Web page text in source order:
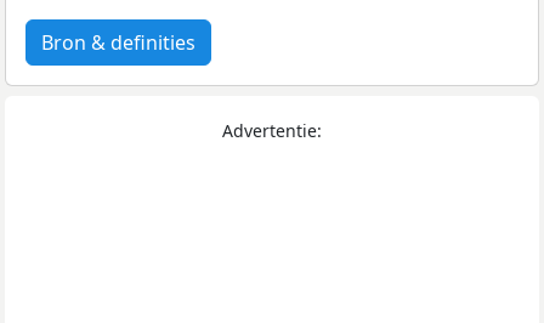
Bron & definities
Advertentie: